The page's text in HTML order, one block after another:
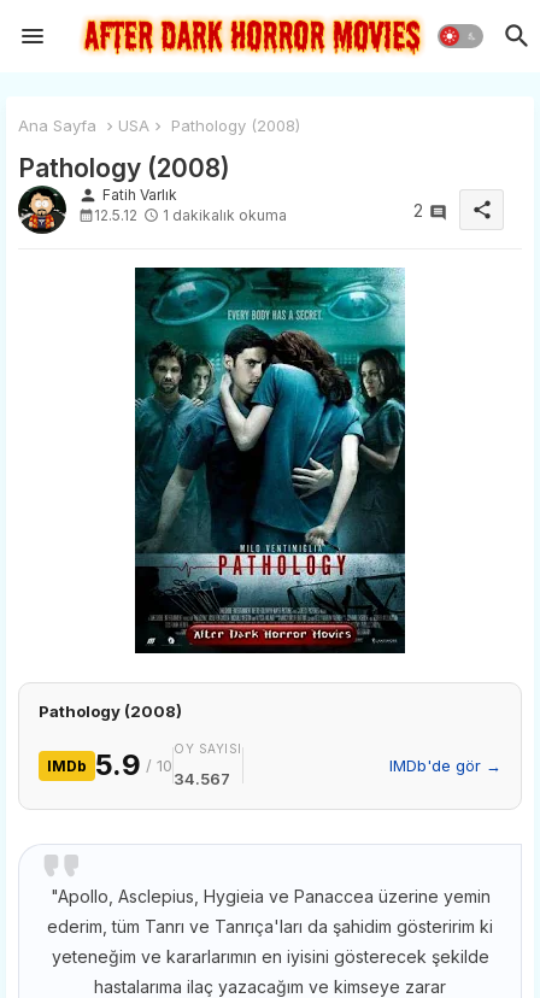
Ana Sayfa USA Pathology (2008)
Pathology (2008)
person Fatih Varlık
12.5.12
1 dakikalık okuma 2 share
Pathology (2008)
IMDb 5.9 / 10
OY SAYISI
34.567
IMDb'de gör →
"Apollo, Asclepius, Hygieia ve Panaccea üzerine yemin
ederim, tüm Tanrı ve Tanrıça'ları da şahidim gösteririm ki
yeteneğim ve kararlarımın en iyisini gösterecek şekilde
hastalarıma ilaç yazacağım ve kimseye zarar